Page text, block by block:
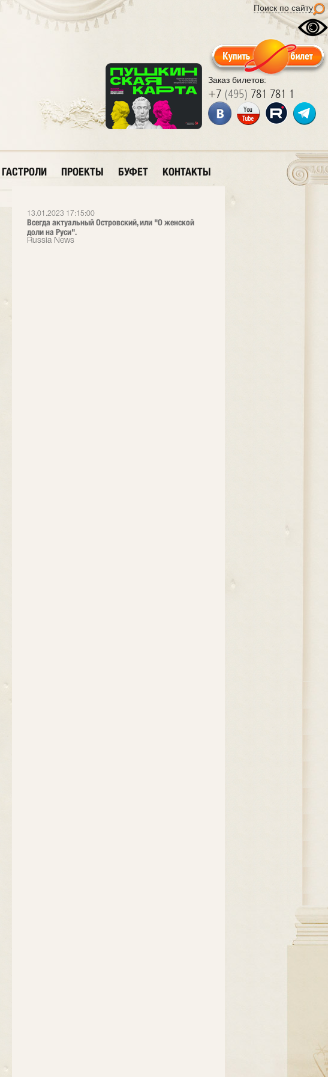
Поиск по сайту
Заказ билетов:
+7 (495) 781 781 1
ГАСТРОЛИ ПРОЕКТЫ БУФЕТ КОНТАКТЫ
13.01.2023 17:15:00
Всегда актуальный Островский, или "О женской
доли на Руси".
Russia News